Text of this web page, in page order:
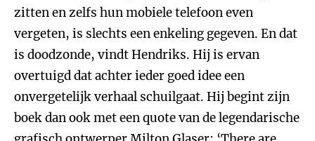
zitten en zelfs hun mobiele telefoon even
vergeten, is slechts een enkeling gegeven. En dat
is doodzonde, vindt Hendriks. Hij is ervan
overtuigd dat achter ieder goed idee een
onvergetelijk verhaal schuilgaat. Hij begint zijn
boek dan ook met een quote van de legendarische